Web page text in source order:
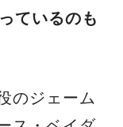
ているのも
のジェーム